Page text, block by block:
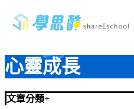
心靈成長
文章分類+